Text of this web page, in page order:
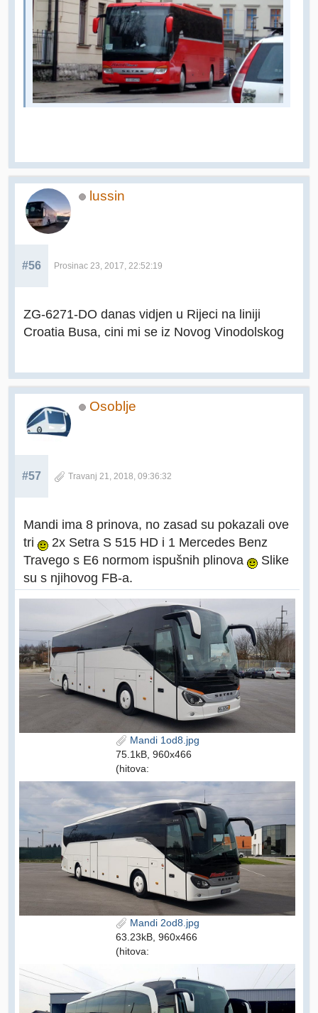
lussin
#56 Prosinac 23, 2017, 22:52:19
ZG-6271-DO danas vidjen u Rijeci na liniji
Croatia Busa, cini mi se iz Novog Vinodolskog
Osoblje
#57 Travanj 21, 2018, 09:36:32
Mandi ima 8 prinova, no zasad su pokazali ove
tri
2x Setra S 515 HD i 1 Mercedes Benz
Travego s E6 normom ispušnih plinova
Slike
su s njihovog FB-a.
Mandi 1od8.jpg
75.1kB, 960x466
(hitova:
Mandi 2od8.jpg
63.23kB, 960x466
(hitova: